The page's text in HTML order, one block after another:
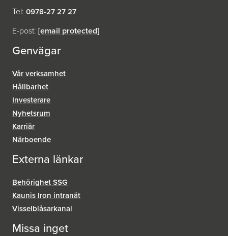
Tel: 0978-27 27 27
E-post: [email protected]
Genvägar
Vår verksamhet
Hållbarhet
Investerare
Nyhetsrum
Karriär
Närboende
Externa länkar
Behörighet SSG
Kaunis Iron intranät
Visselblåsar­kanal
Missa inget